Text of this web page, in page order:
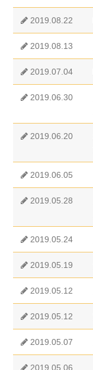
2019.08.22
2019.08.13
2019.07.04
2019.06.30
2019.06.20
2019.06.05
2019.05.28
2019.05.24
2019.05.19
2019.05.12
2019.05.12
2019.05.07
2019.05.06